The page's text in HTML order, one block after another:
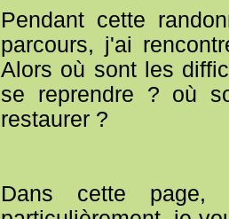
Pendant cette
parcours, j'ai
Alors où sont les
se reprendre ? où
restaurer ?
Dans cette page,